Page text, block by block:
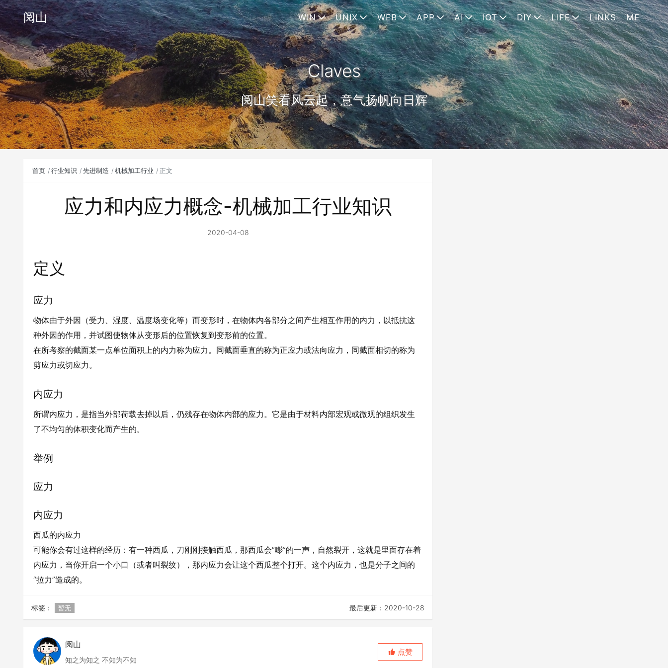
阅山 WIN UNIX WEB APP AI IOT DIY LIFE LINKS ME
Claves
阅山笑看风云起，意气扬帆向日辉
首页 行业知识 先进制造 机械加工行业 正文
应力和内应力概念-机械加工行业知识
2020-04-08
定义
应力
物体由于外因（受力、湿度、温度场变化等）而变形时，在物体内各部分之间产生相互作用的内力，以抵抗这
种外因的作用，并试图使物体从变形后的位置恢复到变形前的位置。
在所考察的截面某一点单位面积上的内力称为应力。同截面垂直的称为正应力或法向应力，同截面相切的称为
剪应力或切应力。
内应力
所谓内应力，是指当外部荷载去掉以后，仍残存在物体内部的应力。它是由于材料内部宏观或微观的组织发生
了不均匀的体积变化而产生的。
举例
应力
内应力
西瓜的内应力
可能你会有过这样的经历：有一种西瓜，刀刚刚接触西瓜，那西瓜会“嘭”的一声，自然裂开，这就是里面存在着
内应力，当你开启一个小口（或者叫裂纹），那内应力会让这个西瓜整个打开。这个内应力，也是分子之间的
“拉力”造成的。
标签： 暂无 最后更新：2020-10-28
阅山
知之为知之 不知为不知
点赞